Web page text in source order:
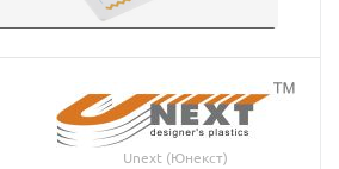
Unext (Юнекст)